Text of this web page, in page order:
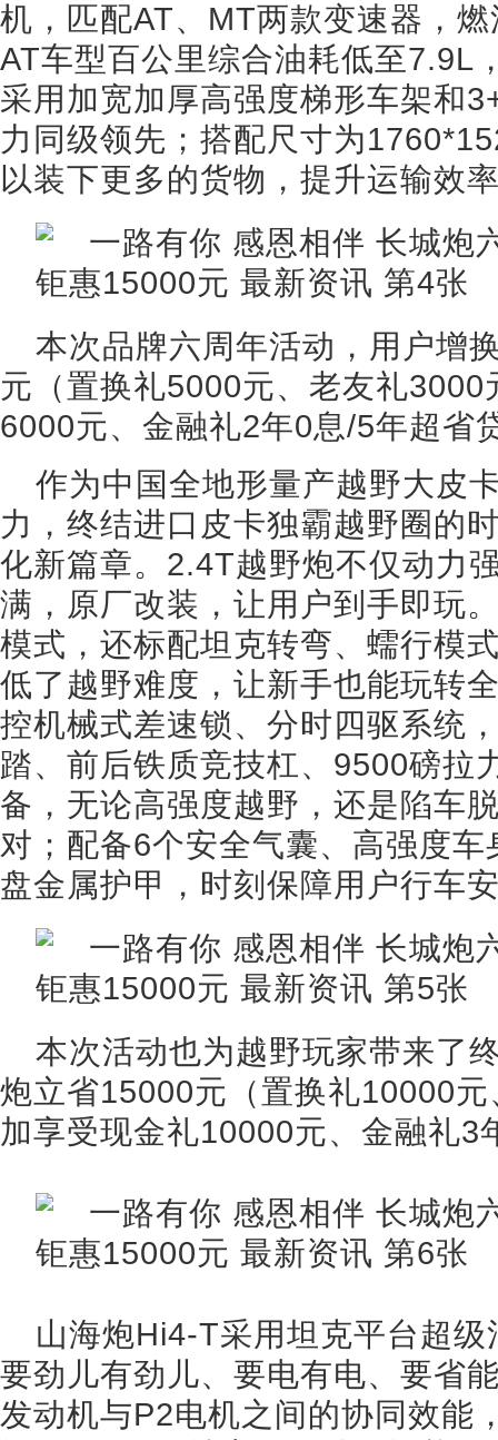
机，匹配AT、MT两款变速器，
AT车型百公里综合油耗低至7.9L
采用加宽加厚高强度梯形车架和
力同级领先；搭配尺寸为
以装下更多的货物，提升运输效
本次品牌六周年活动，用户增
元（置换礼5000元、老友礼
6000元、金融礼2年0息/5年超省
作为中国全地形量产越野大皮
力，终结进口皮卡独霸越野圈的
化新篇章。2.4T越野炮不仅动力
满，原厂改装，让用户到手即玩
模式，还标配坦克转弯、蠕行模
低了越野难度，让新手也能玩转
控机械式差速锁、分时四驱系统
踏、前后铁质竞技杠、9500磅拉
备，无论高强度越野，还是陷车
对；配备6个安全气囊、高强度
盘金属护甲，时刻保障用户行车
本次活动也为越野玩家带来了
炮立省15000元（置换礼10000
加享受现金礼10000元、金融礼3
山海炮Hi4-T采用坦克平台超
要劲儿有劲儿、要电有电、要省
发动机与P2电机之间的协同效能